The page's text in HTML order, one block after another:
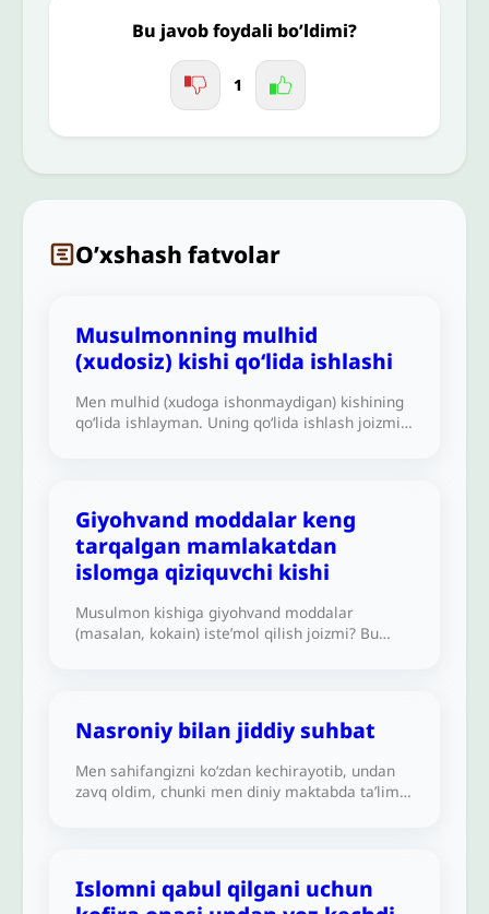
Bu javob foydali bo’ldimi?
1
O’xshash fatvolar
Musulmonning mulhid
(xudosiz) kishi qo‘lida ishlashi
Men mulhid (xudoga ishonmaydigan) kishining
qo‘lida ishlayman. Uning qo‘lida ishlash joizmi?
Giyohvand moddalar keng
tarqalgan mamlakatdan
islomga qiziquvchi kishi
Musulmon kishiga giyohvand moddalar
(masalan, kokain) iste’mol qilish joizmi? Bu
Nasroniy bilan jiddiy suhbat
Men sahifangizni ko‘zdan kechirayotib, undan
zavq oldim, chunki men diniy maktabda ta’lim
qo‘shiqlardan iborat. Jannatga erishish yo‘li ana
Islomni qabul qilgani uchun